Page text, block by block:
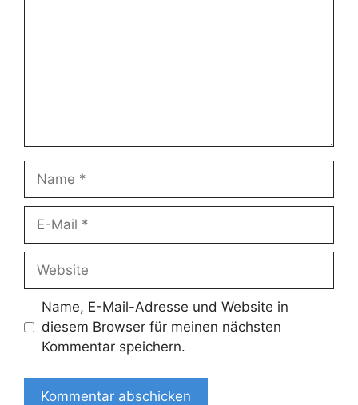
Name
Website
Name, E-Mail-Adresse und Website in
diesem Browser für meinen nächsten
Kommentar speichern.